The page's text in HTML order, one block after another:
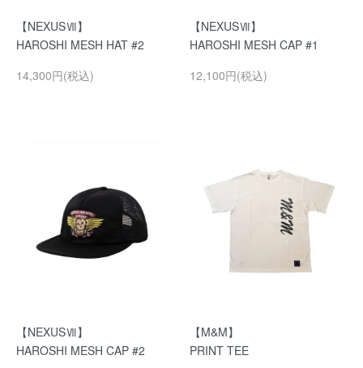
【NEXUSⅦ】
HAROSHI MESH HAT #2
14,300円(税込)
【NEXUSⅦ】
HAROSHI MESH CAP #1
12,100円(税込)
【NEXUSⅦ】
HAROSHI MESH CAP #2
【M&M】
PRINT TEE